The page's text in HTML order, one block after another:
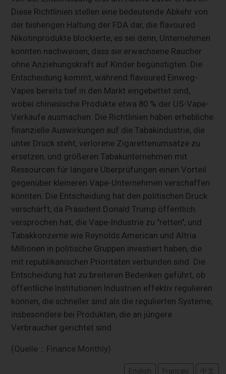
Diese Richtlinien stellen eine bedeutende Abkehr von
der bisherigen Haltung der FDA dar, die flavoured
Nikotinprodukte blockierte, es sei denn, Unternehmen
konnten nachweisen, dass sie erwachsene Raucher
ohne Anziehungskraft auf Kinder begünstigten. Die
Entscheidung kommt, während flavoured Einweg-
Vapes bereits tief in den Markt eingebettet sind,
wobei chinesische Produkte etwa 80 % der US-Vape-
Verkäufe ausmachen. Die Richtlinien haben erhebliche
finanzielle Auswirkungen auf die Tabakindustrie, die
unter Druck steht, verlorene Zigarettenumsätze zu
ersetzen, und größeren Tabakunternehmen mit
Ressourcen für längere Überprüfungen einen Vorteil
gegenüber kleineren Vape-Unternehmen verschaffen
könnten. Die Entscheidung hat den politischen Druck
verschärft, da Präsident Donald Trump öffentlich
versprochen hat, die Vape-Industrie zu "retten", und
Tabakkonzerne wie Reynolds American und Altria
Millionen in politische Gruppen investiert haben, die
mit republikanischen Prioritäten verbunden sind. Die
Entscheidung hat zu breiteren Bedenken geführt, ob
öffentliche Institutionen Industrien effektiv regulieren
können, die schneller sind als die regulierten Systeme,
insbesondere bei Produkten, die an jüngere
Verbraucher gerichtet sind.
(Quelle：Finance Monthly)
English Français 中文